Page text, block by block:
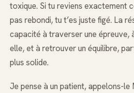
toxique. Si tu reviens exactement
pas rebondi, tu t’es juste figé. La
capacité à traverser une épreuve,
elle, et à retrouver un équilibre,
plus solide.
Je pense à un patient, appelons-le